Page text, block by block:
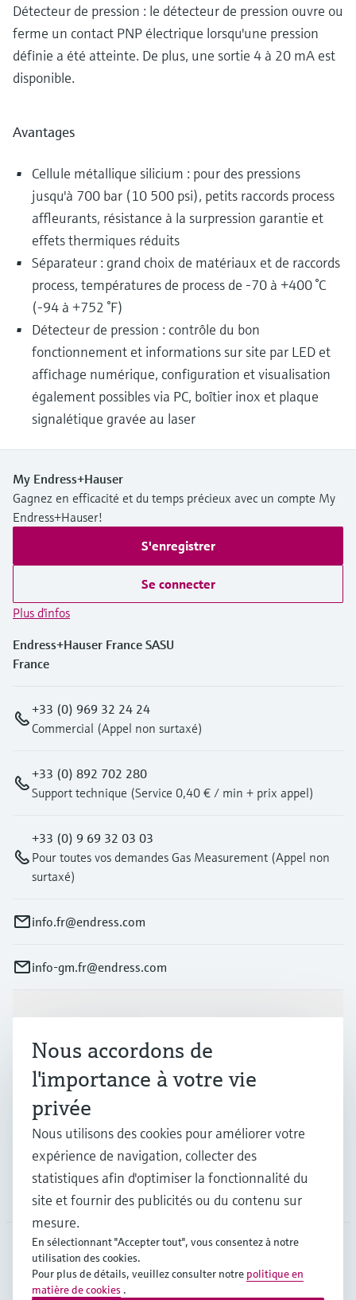
Détecteur de pression : le détecteur de pression ouvre ou
ferme un contact PNP électrique lorsqu'une pression
définie a été atteinte. De plus, une sortie 4 à 20 mA est
disponible.
Avantages
Cellule métallique silicium : pour des pressions
jusqu'à 700 bar (10 500 psi), petits raccords process
affleurants, résistance à la surpression garantie et
effets thermiques réduits
Séparateur : grand choix de matériaux et de raccords
process, températures de process de -70 à +400 °C
(-94 à +752 °F)
Détecteur de pression : contrôle du bon
fonctionnement et informations sur site par LED et
affichage numérique, configuration et visualisation
également possibles via PC, boîtier inox et plaque
signalétique gravée au laser
My Endress+Hauser
Gagnez en efficacité et du temps précieux avec un compte My
Endress+Hauser!
S'enregistrer
Se connecter
Plus d'infos
Endress+Hauser France SASU
France
+33 (0) 969 32 24 24
Commercial (Appel non surtaxé)
+33 (0) 892 702 280
Support technique (Service 0,40 € / min + prix appel)
+33 (0) 9 69 32 03 03
Pour toutes vos demandes Gas Measurement (Appel non
surtaxé)
info.fr@endress.com
info-gm.fr@endress.com
Produits et services
Industries
Support
Société
FRA•Français
Nous accordons de
l'importance à votre vie
privée
Nous utilisons des cookies pour améliorer votre
expérience de navigation, collecter des
statistiques afin d'optimiser la fonctionnalité du
site et fournir des publicités ou du contenu sur
mesure.
En sélectionnant "Accepter tout", vous consentez à notre
utilisation des cookies.
Pour plus de détails, veuillez consulter notre politique en
matière de cookies .